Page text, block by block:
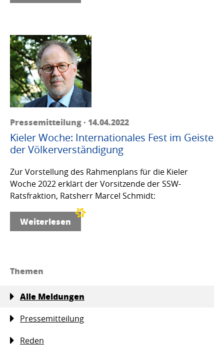
Pressemitteilung · 14.04.2022
Kieler Woche: Internationales Fest im Geiste
der Völkerverständigung
Zur Vorstellung des Rahmenplans für die Kieler
Woche 2022 erklärt der Vorsitzende der SSW-
Ratsfraktion, Ratsherr Marcel Schmidt:
Weiterlesen
Themen
Alle Meldungen
Pressemitteilung
Reden